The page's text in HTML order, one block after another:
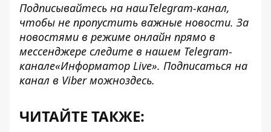
Подписывайтесь на нашTelegram-канал,
чтобы не пропустить важные новости. За
новостями в режиме онлайн прямо в
мессенджере следите в нашем Telegram-
канале«Информатор Live». Подписаться на
канал в Viber можноздесь.
ЧИТАЙТЕ ТАКЖЕ: